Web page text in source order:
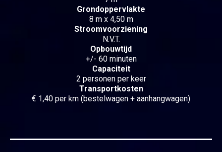
Grondoppervlakte
8 m x 4,50 m
Stroomvoorziening
N.V.T.
Opbouwtijd
+/- 60 minuten
Capaciteit
2 personen per keer
Transportkosten
€ 1,40 per km (bestelwagen + aanhangwagen)